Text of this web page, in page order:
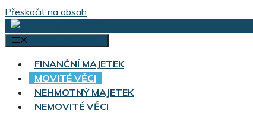
Přeskočit na obsah
FINANČNÍ MAJETEK
MOVITÉ VĚCI
NEHMOTNÝ MAJETEK
NEMOVITÉ VĚCI